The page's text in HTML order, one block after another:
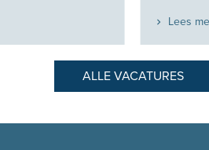
Lees
ALLE VACATURES